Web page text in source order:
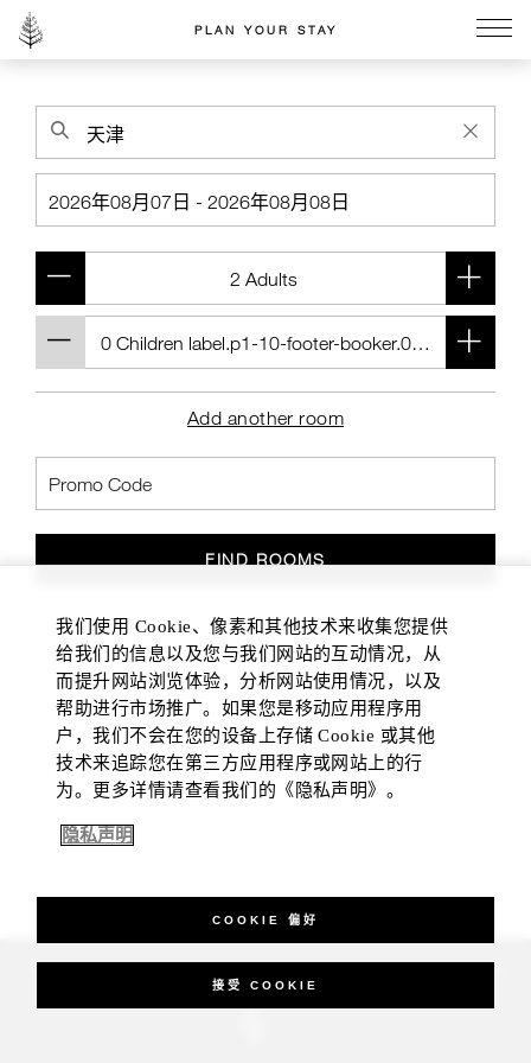
PLAN YOUR STAY
Add another room
FIND ROOMS
_Four Seasons Hotels Limited 1997-2026. All Rights Reserved.
我们使用 Cookie、像素和其他技术来收集您提供
给我们的信息以及您与我们网站的互动情况，从
而提升网站浏览体验，分析网站使用情况，以及
帮助进行市场推广。如果您是移动应用程序用
户，我们不会在您的设备上存储 Cookie 或其他
技术来追踪您在第三方应用程序或网站上的行
为。更多详情请查看我们的《隐私声明》。
隐私声明
COOKIE 偏好
接受 COOKIE